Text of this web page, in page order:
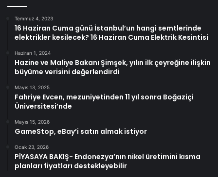
Temmuz 4, 2023
16 Haziran Cuma günü İstanbul’un hangi semtlerinde
elektrikler kesilecek? 16 Haziran Cuma Elektrik Kesintisi
Haziran 1, 2024
Hazine ve Maliye Bakanı Şimşek, yılın ilk çeyreğine ilişkin
büyüme verisini değerlendirdi
Mayıs 13, 2025
Fahriye Evcen, mezuniyetinden 11 yıl sonra Boğaziçi
Üniversitesi’nde
Mayıs 15, 2026
GameStop, eBay’i satın almak istiyor
Ocak 23, 2026
PİYASAYA BAKIŞ- Endonezya’nın nikel üretimini kısma
planları fiyatları destekleyebilir